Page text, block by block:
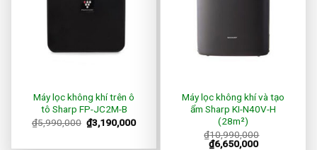
Máy lọc không khí trên ô
tô Sharp FP-JC2M-B
₫5,990,000 ₫3,190,000
Máy lọc không khí và tạo
ẩm Sharp KI-N40V-H
(28m²)
₫10,990,000
₫6,650,000